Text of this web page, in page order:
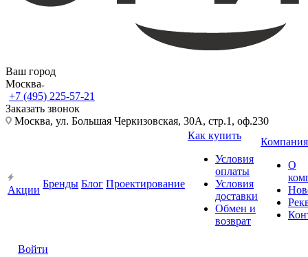
Ваш город
Москва
+7 (495) 225-57-21
Заказать звонок
Москва, ул. Большая Черкизовская, 30А, стр.1, оф.230
Акции
Бренды Блог Проектирование
Как купить
Условия
оплаты
Условия
доставки
Обмен и
возврат
Компания
О
Войти